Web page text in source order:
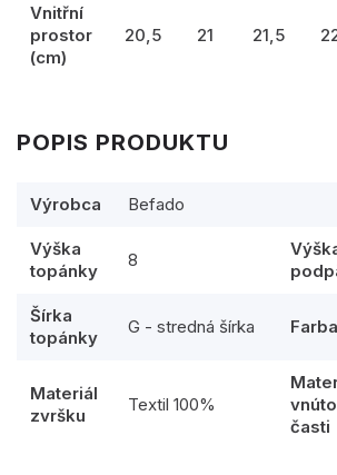
Vnitřní
prostor
(cm)
20,5 21 21,5
POPIS PRODUKTU
Výrobca Befado
Výška
topánky
8
Šírka
topánky
G - stredná šírka Farba
Materiál
zvršku
Textil 100%
časti